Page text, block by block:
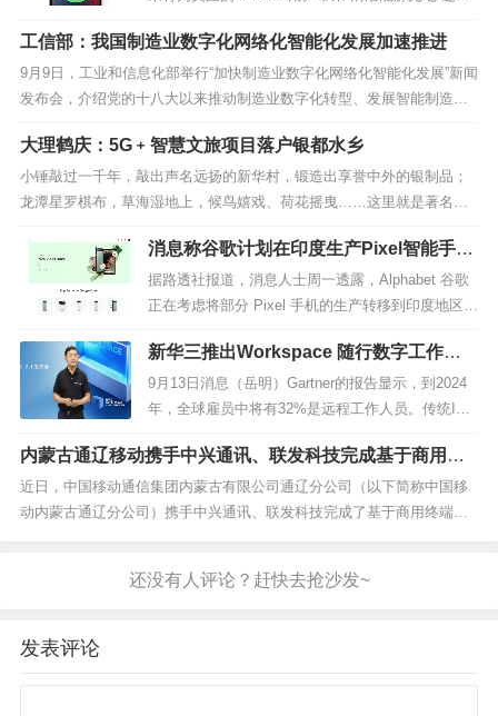
项。苹果的目标是通过清洁能源充电，优化电网使
用清洁能源的充电时间来减少 iPhone 的碳排放。这
也是苹果第一次提到清洁能源充电，目前尚不清楚
具体细节。此外，iOS 16 正式版中还有其他一些...
工信部：我国制造业数字化网络化智能化发展加速推进
9月9日，工业和信息化部举行“加快制造业数字化网络化智能化发展”新闻
发布会，介绍党的十八大以来推动制造业数字化转型、发展智能制造和
工业互联网等方面工作情况。十年来，我国制造业数字化网络化智能化
发展加速推进、总体态势持续向好，数字化转型基础不断夯实，工业互
联网快速发展，智能制造系统推进，创新能力持续提...
大理鹤庆：5G﹢智慧文旅项目落户银都水乡
小锤敲过一千年，敲出声名远扬的新华村，锻造出享誉中外的银制品；
龙潭星罗棋布，草海湿地上，候鸟嬉戏、荷花摇曳……这里就是著名的
云南省大理白族自治州鹤庆县新华银器小镇，有“银都水乡、候鸟天堂”之
美誉。新华银器小镇位于大理—丽江—香格里拉黄金旅游线上，是滇西
旅游环线的必经之地，浓厚的文化底蕴和优美的环境令...
消息称谷歌计划在印度生产Pixel智能手
机：投标数量为 50 万至 100 万部
据路透社报道，消息人士周一透露，Alphabet 谷歌
正在考虑将部分 Pixel 手机的生产转移到印度地区，
原因是中国地区的 COVID-19 疫情封锁、地域局势
的影响等。Alphabet 没有立即回应路透社的置评请
求，谷歌已向印度制造商征求投标，以生产 50 万至
100 万部 Pixel 智能手...
新华三推出Workspace 随行数字工作空
间：五大引擎加持 深耕行业场景 打造极致
体验
9月13日消息（岳明）Gartner的报告显示，到2024
年，全球雇员中将有32%是远程工作人员。传统IT
架构已经无法应对混合办公时代的新变革，企业需
要新的数字化建设，以实现员工之间的高效协作，
解决远程连接、数据共享、安全管理、成本控制等
诸多问题，确保企业生产经营平稳运行。作为数字
内蒙古通辽移动携手中兴通讯、联发科技完成基于商用终
端芯片的700M+2.6G载波聚合功能验证
近日，中国移动通信集团内蒙古有限公司通辽分公司（以下简称中国移
动内蒙古通辽分公司）携手中兴通讯、联发科技完成了基于商用终端芯
间的载波协同，一方面实现了中低频...
发表评论